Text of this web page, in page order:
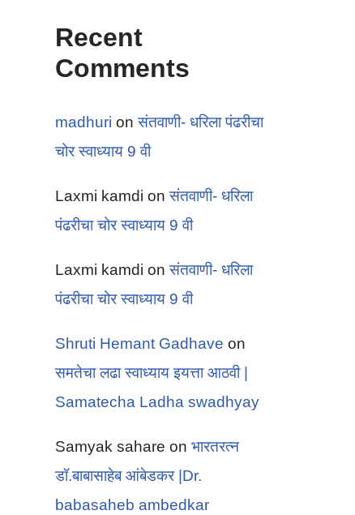
Recent
Comments
madhuri onसंतवाणी- धरिला पंढरीचा
चोर स्वाध्याय 9 वी
Laxmi kamdi onसंतवाणी- धरिला
पंढरीचा चोर स्वाध्याय 9 वी
Laxmi kamdi onसंतवाणी- धरिला
पंढरीचा चोर स्वाध्याय 9 वी
Shruti Hemant Gadhave on
समतेचा लढा स्वाध्याय इयत्ता आठवी |
Samatecha Ladha swadhyay
Samyak sahare onभारतरत्न
डॉ.बाबासाहेब आंबेडकर |Dr.
babasaheb ambedkar